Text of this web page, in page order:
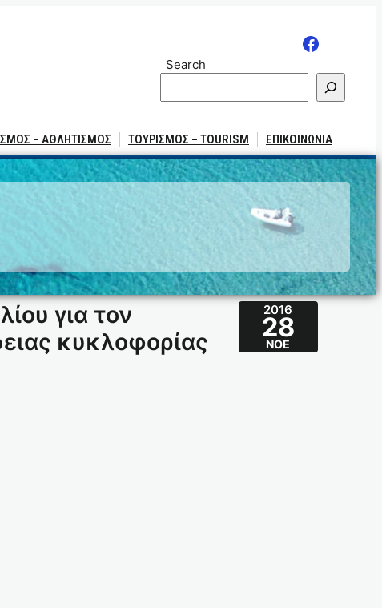
Search
– ΑΘΛΗΤΙΣΜΟΣ ΤΟΥΡΙΣΜΟΣ – TOURISM ΕΠΙΚΟΙΝΩΝΙΑ
για τον
κυκλοφορίας
2016
28
ΝΟΈ